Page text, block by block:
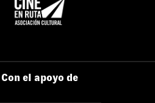
Con el apoyo de